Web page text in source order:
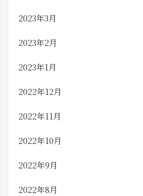
2023年3月
2023年2月
2023年1月
2022年12月
2022年11月
2022年10月
2022年9月
2022年8月